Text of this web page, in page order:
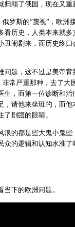
顺了俄国，现在又重
俄罗斯的“蔑视”，欧
看历史，人类本来就
丑闹剧来，而历史终
问题，这不过是美帝
常严重那种，去了大
生，而第一位诊断和
，请他来坐班的，而
剧团的眼睛。
浪的都是些大鬼小鬼
众的逻辑和认知水准
下的欧洲问题。